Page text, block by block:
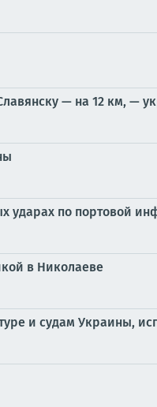
— на 12 км, —
по портовой
в Николаеве
и судам Украины,